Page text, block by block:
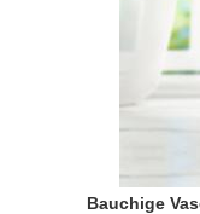
Bauchige